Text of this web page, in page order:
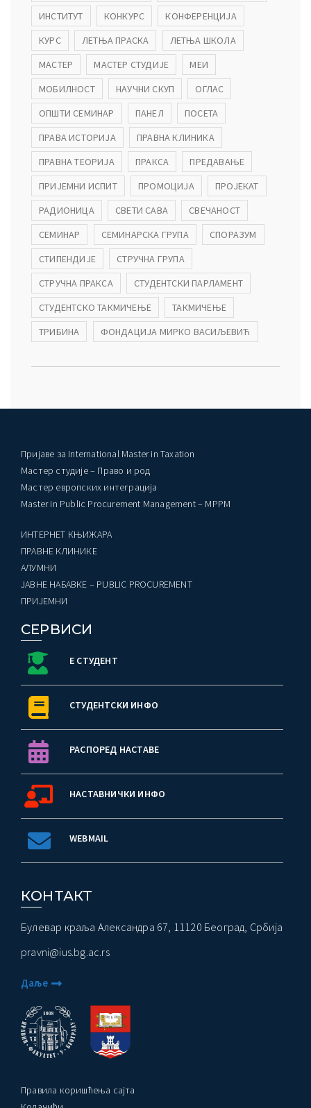
ИНСТИТУТ
КОНКУРС
КОНФЕРЕНЦИЈА
КУРС
ЛЕТЊА ПРАСКА
ЛЕТЊА ШКОЛА
МАСТЕР
МАСТЕР СТУДИЈЕ
МЕИ
МОБИЛНОСТ
НАУЧНИ СКУП
ОГЛАС
ОПШТИ СЕМИНАР
ПАНЕЛ
ПОСЕТА
ПРАВА ИСТОРИЈА
ПРАВНА КЛИНИКА
ПРАВНА ТЕОРИЈА
ПРАКСА
ПРЕДАВАЊЕ
ПРИЈЕМНИ ИСПИТ
ПРОМОЦИЈА
ПРОЈЕКАТ
РАДИОНИЦА
СВЕТИ САВА
СВЕЧАНОСТ
СЕМИНАР
СЕМИНАРСКА ГРУПА
СПОРАЗУМ
СТИПЕНДИЈЕ
СТРУЧНА ГРУПА
СТРУЧНА ПРАКСА
СТУДЕНТСКИ ПАРЛАМЕНТ
СТУДЕНТСКО ТАКМИЧЕЊЕ
ТАКМИЧЕЊЕ
ТРИБИНА
ФОНДАЦИЈА МИРКО ВАСИЉЕВИЋ
Пријаве за International Master in Taxation
Мастер студије – Право и род
Мастер европских интеграција
Master in Public Procurement Management – MPPM
ИНТЕРНЕТ КЊИЖАРА
ПРАВНЕ КЛИНИКЕ
AЛУМНИ
ЈАВНЕ НАБАВКЕ – PUBLIC PROCUREMENT
ПРИЈЕМНИ
СЕРВИСИ
Е СТУДЕНТ
СТУДЕНТСКИ ИНФО
РАСПОРЕД НАСТАВЕ
НАСТАВНИЧКИ ИНФО
WEBMAIL
КОНТАКТ
Булевар краља Александра 67, 11120 Београд, Србија
pravni@ius.bg.ac.rs
Даље
Правила коришћења сајта